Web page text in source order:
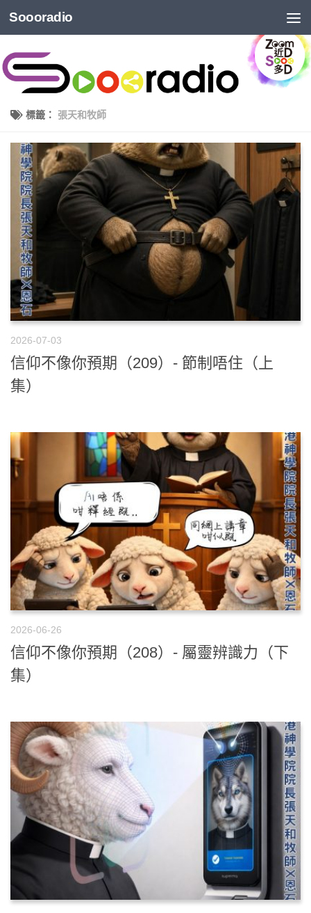
Soooradio
標籤： 張天和牧師
2026-07-03
信仰不像你預期（209）- 節制唔住（上
集）
2026-06-26
信仰不像你預期（208）- 屬靈辨識力（下
集）